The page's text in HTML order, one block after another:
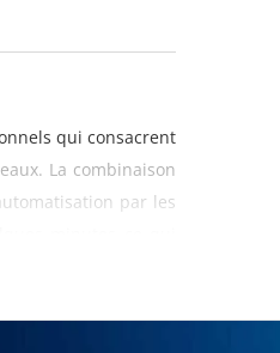
qui consacrent
La combinaison
par les
intensif qui